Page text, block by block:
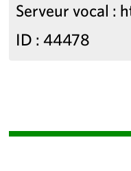
Serveur vocal :
ID : 44478